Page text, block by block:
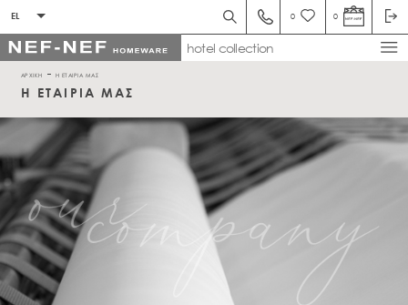
EL 0 0
hotel collection
ΑΡΧΙΚΗ Η ΕΤΑΙΡΙΑ ΜΑΣ
Η ΕΤΑΙΡΙΑ ΜΑΣ